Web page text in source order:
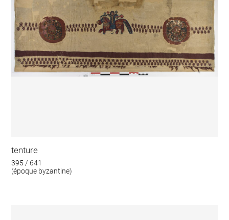
tenture
395 / 641
(époque byzantine)